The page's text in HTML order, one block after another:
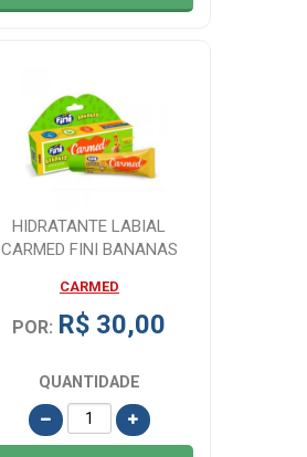
HIDRATANTE LABIAL
CARMED FINI BANANAS
CARMED
POR: R$ 30,00
QUANTIDADE